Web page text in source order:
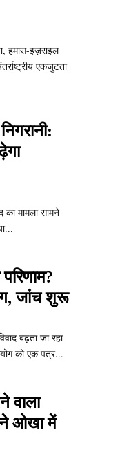
हमास-इज़राइल
एकजुटता
मामला सामने
जांच शुरू
बढ़ता जा रहा
को एक पत्र...
वाला
ने ओखा में